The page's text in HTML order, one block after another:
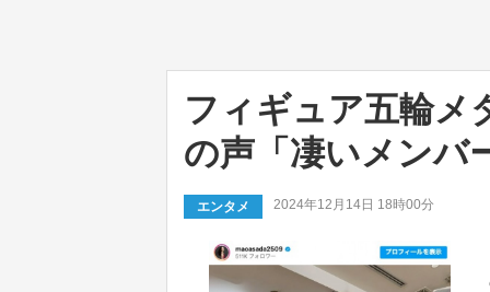
フィギュア五輪メ
の声「凄いメンバ
エンタメ 2024年12月14日 18時00分